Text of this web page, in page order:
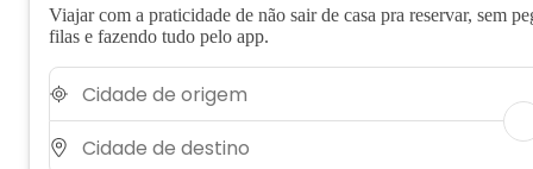
Viajar com a praticidade de não sair de casa pra reservar, sem
filas e fazendo tudo pelo app.